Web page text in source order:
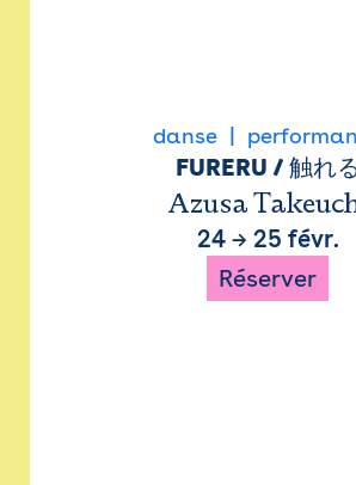
danse
FURERU / 触れ
Azusa
24→ 25 févr.
Réserver